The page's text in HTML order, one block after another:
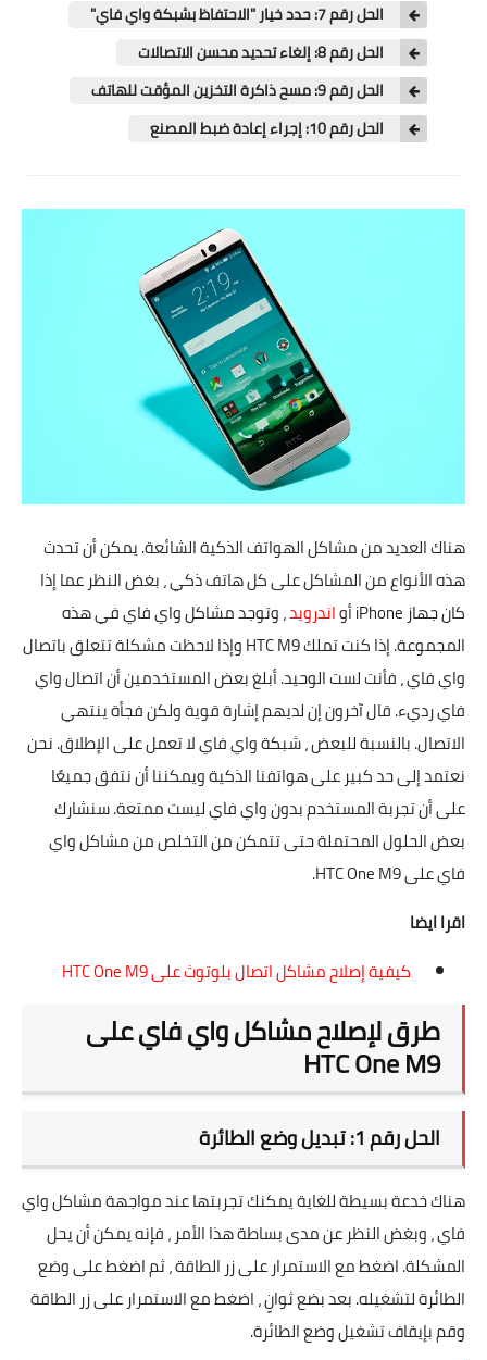
تطبيقات
العملات الرقمية
الحل رقم 7: حدد خيار "الاحتفاظ بشبكة واي فاي"
الحل رقم 8: إلغاء تحديد محسن الاتصالات
الحل رقم 9: مسح ذاكرة التخزين المؤقت للهاتف
الحل رقم 10: إجراء إعادة ضبط المصنع
هناك العديد من مشاكل الهواتف الذكية الشائعة. يمكن أن تحدث
هذه الأنواع من المشاكل على كل هاتف ذكي ، بغض النظر عما إذا
كان جهاز iPhone أو
اندرويد، وتوجد مشاكل واي فاي في هذه
المجموعة. إذا كنت تملك HTC M9 وإذا لاحظت مشكلة تتعلق باتصال
واي فاي ، فأنت لست الوحيد. أبلغ بعض المستخدمين أن اتصال واي
فاي رديء. قال آخرون إن لديهم إشارة قوية ولكن فجأة ينتهي
الاتصال. بالنسبة للبعض ، شبكة واي فاي لا تعمل على الإطلاق. نحن
نعتمد إلى حد كبير على هواتفنا الذكية ويمكننا أن نتفق جميعًا
على أن تجربة المستخدم بدون واي فاي ليست ممتعة. سنشارك
بعض الحلول المحتملة حتى تتمكن من التخلص من مشاكل واي
فاي على HTC One M9.
اقرا ايضا
كيفية إصلاح مشاكل اتصال بلوتوث على HTC One M9
طرق لإصلاح مشاكل واي فاي على
HTC One M9
الحل رقم 1: تبديل وضع الطائرة
هناك خدعة بسيطة للغاية يمكنك تجربتها عند مواجهة مشاكل واي
فاي ، وبغض النظر عن مدى بساطة هذا الأمر ، فإنه يمكن أن يحل
المشكلة. اضغط مع الاستمرار على زر الطاقة ، ثم اضغط على وضع
الطائرة لتشغيله. بعد بضع ثوانٍ ، اضغط مع الاستمرار على زر الطاقة
وقم بإيقاف تشغيل وضع الطائرة.